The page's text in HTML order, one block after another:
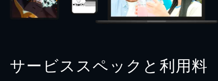
サービススペックと利用料